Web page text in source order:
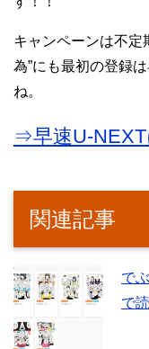
キャンペーンは不定
為”にも最初の登録
ね。
⇒早速U-
関連記事
で
で